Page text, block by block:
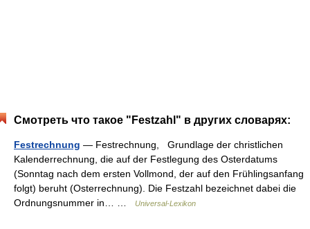
Смотреть что такое "Festzahl" в других словарях:
Festrechnung — Festrechnung, Grundlage der christlichen
Kalenderrechnung, die auf der Festlegung des Osterdatums
(Sonntag nach dem ersten Vollmond, der auf den Frühlingsanfang
folgt) beruht (Osterrechnung). Die Festzahl bezeichnet dabei die
Ordnungsnummer in… …
Universal-Lexikon